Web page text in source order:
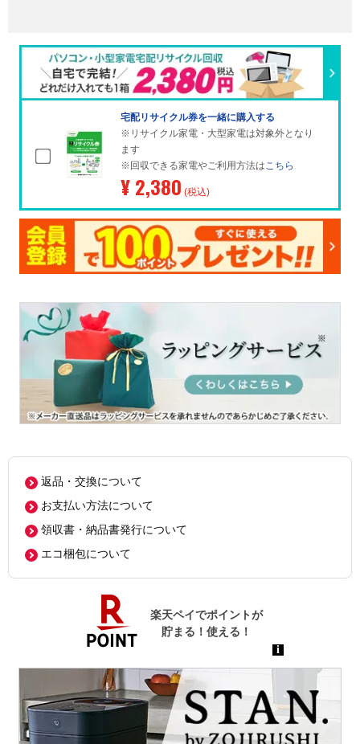
宅配リサイクル券を一緒に購入する
※リサイクル家電・大型家電は対象外となり
ます
※回収できる家電やご利用方法はこちら
¥ 2,380 (税込)
返品・交換について
お支払い方法について
領収書・納品書発行について
エコ梱包について